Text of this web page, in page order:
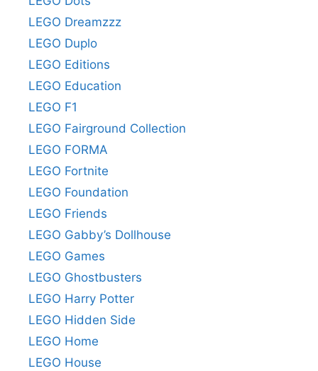
LEGO Dreamzzz
LEGO Duplo
LEGO Editions
LEGO Education
LEGO F1
LEGO Fairground Collection
LEGO FORMA
LEGO Fortnite
LEGO Foundation
LEGO Friends
LEGO Gabby’s Dollhouse
LEGO Games
LEGO Ghostbusters
LEGO Harry Potter
LEGO Hidden Side
LEGO Home
LEGO House